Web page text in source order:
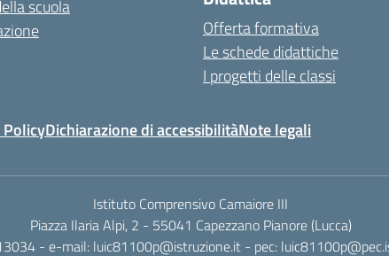
scuola
Offerta formativa
Le schede didattiche
I progetti delle classi
Dichiarazione di accessibilitàNote legali
Istituto Comprensivo Camaiore III
Piazza Ilaria Alpi, 2 - 55041 Capezzano Pianore (Lucca)
- e-mail: luic81100p@istruzione.it - pec: